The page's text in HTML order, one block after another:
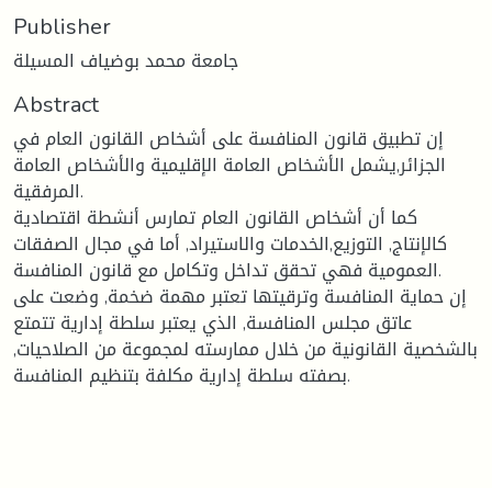
Publisher
جامعة محمد بوضياف المسيلة
Abstract
إن تطبيق قانون المنافسة على أشخاص القانون العام في
الجزائر,يشمل الأشخاص العامة الإقليمية والأشخاص العامة
المرفقية.
كما أن أشخاص القانون العام تمارس أنشطة اقتصادية
كالإنتاج, التوزيع,الخدمات والاستيراد, أما في مجال الصفقات
العمومية فهي تحقق تداخل وتكامل مع قانون المنافسة.
إن حماية المنافسة وترقيتها تعتبر مهمة ضخمة, وضعت على
عاتق مجلس المنافسة, الذي يعتبر سلطة إدارية تتمتع
بالشخصية القانونية من خلال ممارسته لمجموعة من الصلاحيات,
بصفته سلطة إدارية مكلفة بتنظيم المنافسة.